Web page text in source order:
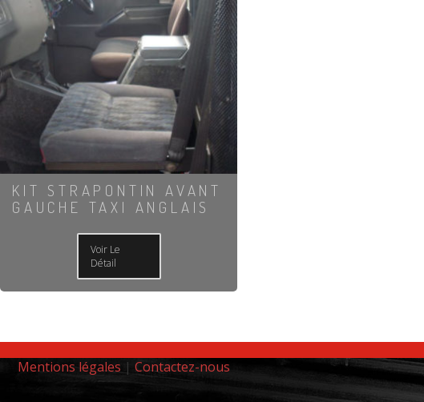
KIT STRAPONTIN AVANT
GAUCHE TAXI ANGLAIS
Voir Le
Détail
Mentions légales | Contactez-nous